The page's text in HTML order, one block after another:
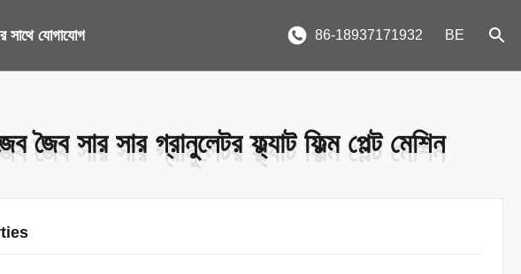
সাথে যোগাযোগ 86-18937171932 BE
জৈব সার সার গ্রানুলেটর ফ্ল্যাট ফিল্ম পেল্ট মেশিন
জৈব সার সার গ্রানুলেটর ফ্ল্যাট ফিল্ম পেল্ট মেশিন